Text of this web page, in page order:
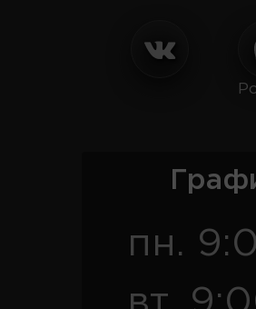
пн.